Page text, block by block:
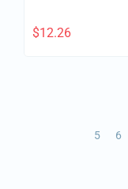
$12.26
5 6